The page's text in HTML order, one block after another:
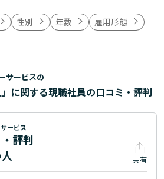
性別 年数 雇用形態
サービスの
」に関する現職社員の口コミ・評判
ービス
評判
共有